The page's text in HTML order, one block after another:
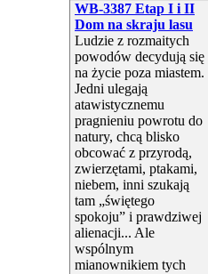
WB-3387 Etap I i II
Dom na skraju lasu
Ludzie z rozmaitych
powodów decydują się
na życie poza miastem.
Jedni ulegają
atawistycznemu
pragnieniu powrotu do
natury, chcą blisko
obcować z przyrodą,
zwierzętami, ptakami,
niebem, inni szukają
tam „świętego
spokoju” i prawdziwej
alienacji... Ale
wspólnym
mianownikiem tych